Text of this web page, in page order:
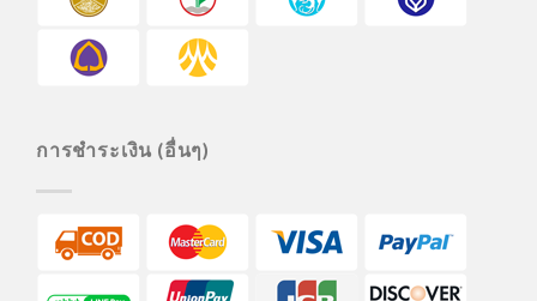
การชำระเงิน (อื่นๆ)